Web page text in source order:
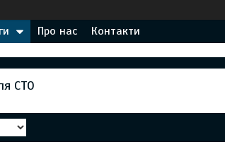
Про нас Контакти
СТО